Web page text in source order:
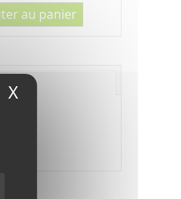
X Masquer le
au panier